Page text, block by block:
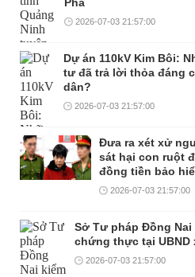
2026-07-03 21:57:00
Dự án 110kV Kim Bôi:
tư đã trả lời thỏa đáng
dân?
2026-07-03 21:57:00
Đưa ra xét xử
sát hại con ruột
đồng tiền bảo
2026-07-03 21:57:00
Sở Tư pháp Đồng
chứng thực tại UBND
2026-07-03 21:57:00